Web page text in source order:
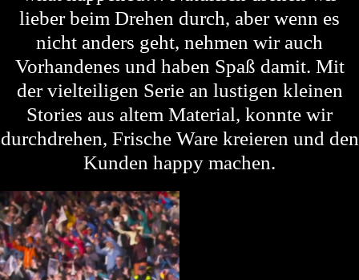
lieber beim Drehen durch, aber wenn es
nicht anders geht, nehmen wir auch
Vorhandenes und haben Spaß damit. Mit
der vielteiligen Serie an lustigen kleinen
Stories aus altem Material, konnte wir
durchdrehen, Frische Ware kreieren und den
Kunden happy machen.